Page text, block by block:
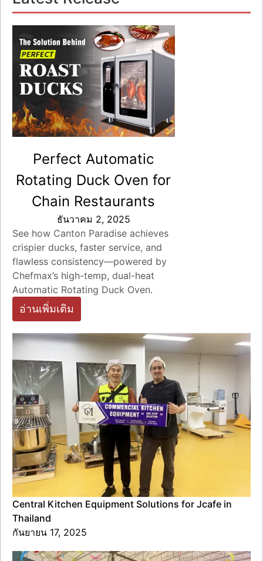
Perfect Automatic
Rotating Duck Oven for
Chain Restaurants
ธันวาคม 2, 2025
See how Canton Paradise achieves
crispier ducks, faster service, and
flawless consistency—powered by
Chefmax’s high-temp, dual-heat
Automatic Rotating Duck Oven.
อ่านเพิ่มเติม
Central Kitchen Equipment Solutions for Jcafe in
Thailand
กันยายน 17, 2025